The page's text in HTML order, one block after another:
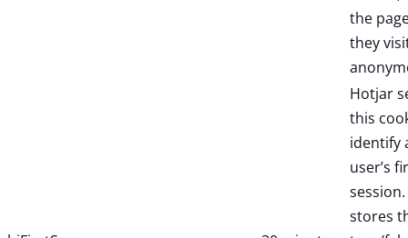
the
they
Hotjar
this
identify
user’s
stores